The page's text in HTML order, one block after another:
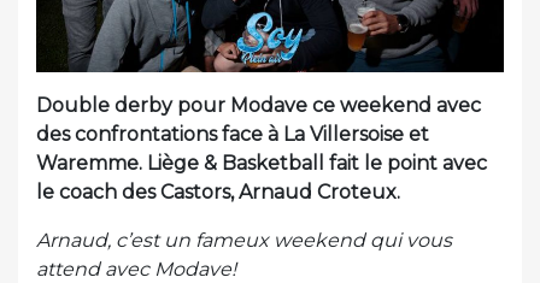
Double derby pour Modave ce weekend avec
des confrontations face à La Villersoise et
Waremme. Liège & Basketball fait le point avec
le coach des Castors, Arnaud Croteux.
Arnaud, c’est un fameux weekend qui vous
attend avec Modave!